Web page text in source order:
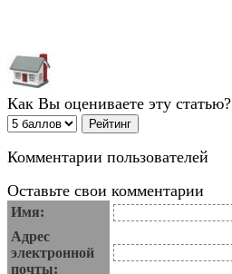
Как Вы оцениваете эту статью?
Комментарии пользователей
Оставьте свои комментарии
Имя:
Адрес
электронной
почты: